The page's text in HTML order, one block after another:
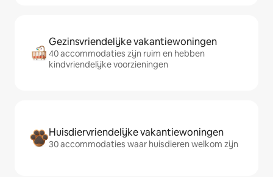
Gezinsvriendelijke vakantiewoningen
40 accommodaties zijn ruim en hebben
kindvriendelijke voorzieningen
Huisdiervriendelijke vakantiewoningen
30 accommodaties waar huisdieren welkom zijn